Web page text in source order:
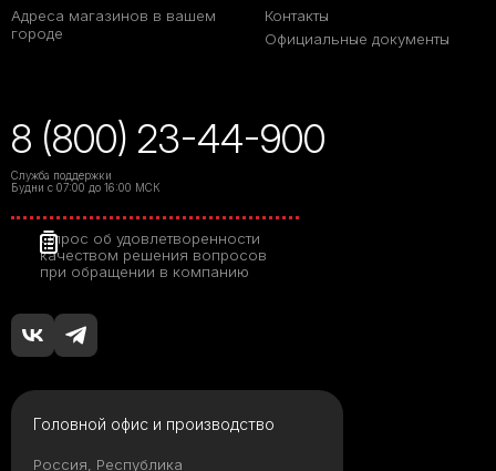
Адреса магазинов в вашем
городе
Контакты
Официальные документы
8 (800) 23-44-900
Служба поддержки
Будни с 07:00 до 16:00 МСК
Опрос об удовлетворенности
качеством решения вопросов
при обращении в компанию
Головной офис и производство
Россия, Республика